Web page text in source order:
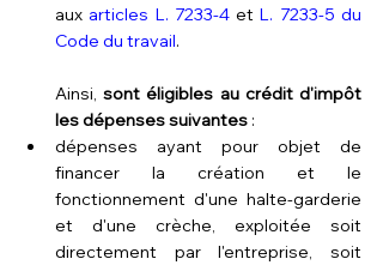
aux articles L. 7233-4 et L. 7233-5 du
Code du travail.
Ainsi, sont éligibles au crédit d'impôt
les dépenses suivantes :
dépenses ayant pour objet de
financer la création et le
fonctionnement d'une halte-garderie
et d'une crèche, exploitée soit
directement par l'entreprise, soit